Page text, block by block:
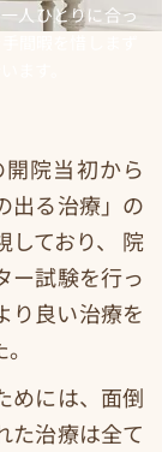
人ひとりに合っ
院当初から
出る治療」の
しており、 院
ー試験を行っ
り良い治療を
めには、面倒
た治療は全て